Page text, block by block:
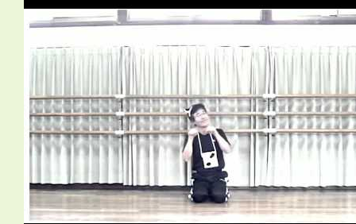
き・お花・お面・カスタネット・カチャーシー・カップ
麺容器・カミナリ・カントリー・カンフー・クリスマ
シーサー ジャングルビート
カート・ ストレッチ ・ スポーツ ・ たべもの ・ ダンス・ タ
ンバリン
チアガール つえ ・ テクノ ・ニューオリン
・ パジャマ バチ ・バラ ハロウィン ・ ハ
ワイアン・ヒーロー・ピアノ伴奏・ヒップホップ・ヒロ
イン・ファンタジー・ブギウギ・フラ・フラメンコ・ペ
ットボトル・ポップス・ポンポン・マーチ・まとい・マ
ント・ミュージカル ・もちつき・よさこい・ ライダー ・
・ レイ ロック・わらべうた ・
葉・人形・体操・傘・和風・太鼓・妖怪・布・帽子・忍
・応援団・扇・扇子・手作りの刀・手袋・手話・旗・
日本・昔話・時代劇・武術・民謡・汽車・沖縄・海賊・